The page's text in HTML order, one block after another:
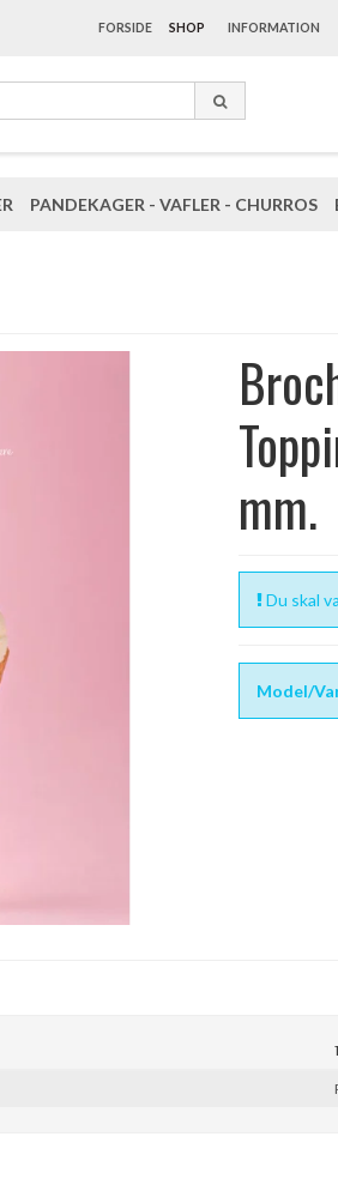
FORSIDE SHOP INFORMATION
PANDEKAGER - VAFLER - CHURROS
mm.
Du skal
Model/